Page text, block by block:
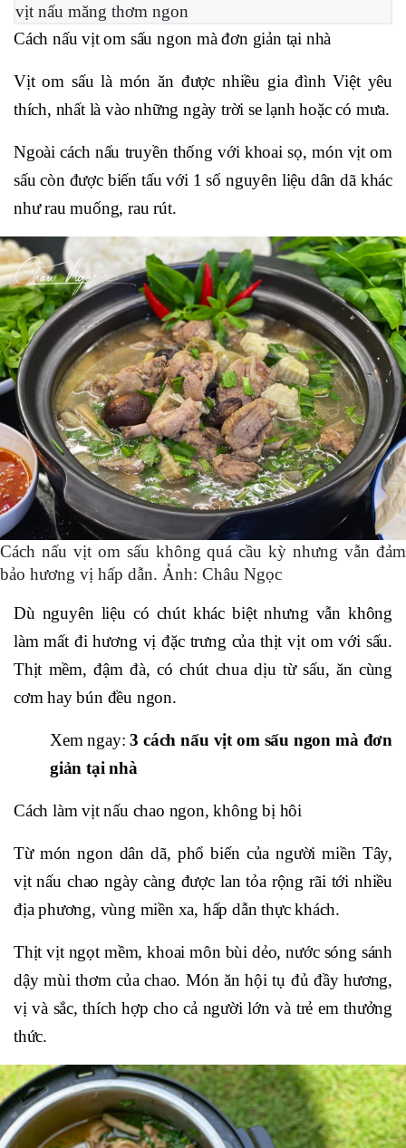
vịt nấu măng thơm ngon
Cách nấu vịt om sấu ngon mà đơn giản tại nhà
Vịt om sấu là món ăn được nhiều gia đình Việt yêu
thích, nhất là vào những ngày trời se lạnh hoặc có mưa.
Ngoài cách nấu truyền thống với khoai sọ, món vịt om
sấu còn được biến tấu với 1 số nguyên liệu dân dã khác
như rau muống, rau rút.
Cách nấu vịt om sấu không quá cầu kỳ nhưng vẫn đảm
bảo hương vị hấp dẫn. Ảnh: Châu Ngọc
Dù nguyên liệu có chút khác biệt nhưng vẫn không
làm mất đi hương vị đặc trưng của thịt vịt om với sấu.
Thịt mềm, đậm đà, có chút chua dịu từ sấu, ăn cùng
cơm hay bún đều ngon.
Xem ngay:3 cách nấu vịt om sấu ngon mà đơn
giản tại nhà
Cách làm vịt nấu chao ngon, không bị hôi
Từ món ngon dân dã, phổ biến của người miền Tây,
vịt nấu chao ngày càng được lan tỏa rộng rãi tới nhiều
địa phương, vùng miền xa, hấp dẫn thực khách.
Thịt vịt ngọt mềm, khoai môn bùi dẻo, nước sóng sánh
dậy mùi thơm của chao. Món ăn hội tụ đủ đầy hương,
vị và sắc, thích hợp cho cả người lớn và trẻ em thưởng
thức.